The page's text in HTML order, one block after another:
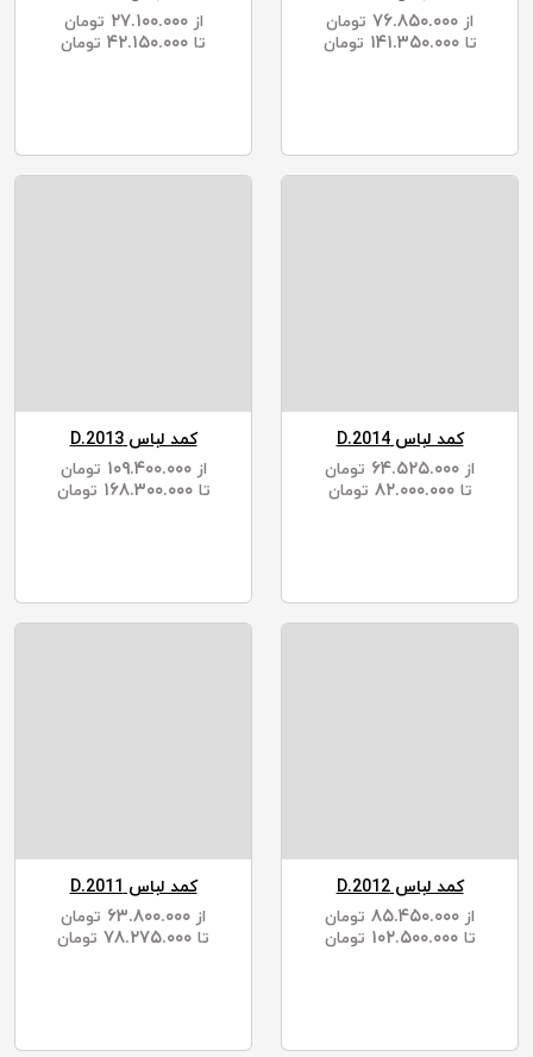
کمد لباس D.2011
از
تومان
تا
تومان
کمد لباس D.2012
از
تومان
تا ۱۰۲.۵۰۰.۰۰۰ تومان
کمد لباس D.2013
از ۱۰۹.۴۰۰.۰۰۰
تومان
تا ۱۶۸.۳۰۰.۰۰۰ تومان
کمد لباس D.2014
از
تومان
تا ۸۲.۰۰۰.۰۰۰ تومان
از ۲۷.۱۰۰.۰۰۰
تومان
تا
تومان
از
تومان
تا ۱۴۱.۳۵۰.۰۰۰ تومان